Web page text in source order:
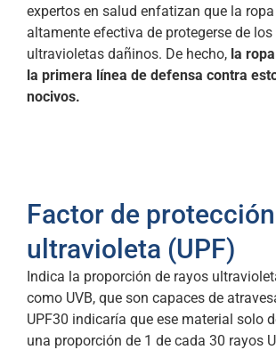
expertos en salud enfatizan que la
altamente efectiva de protegerse de
ultravioletas dañinos. De hecho, la
la primera línea de defensa contra
nocivos.
Factor de protección
ultravioleta (UPF)
Indica la proporción de rayos
como UVB, que son capaces de
UPF30 indicaría que ese material solo
una proporción de 1 de cada 30 rayos